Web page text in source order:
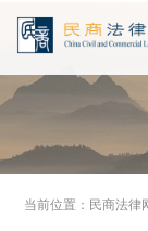
当前位置： 民商法律